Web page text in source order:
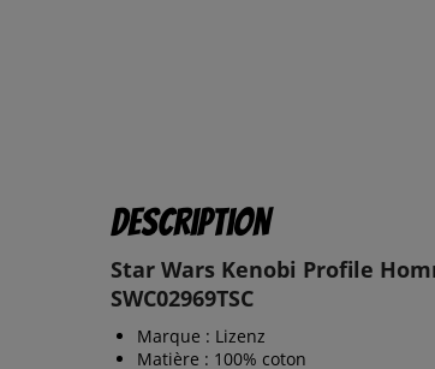
Description
Star Wars Kenobi Profile
SWC02969TSC
Marque : Lizenz
Matière : 100% coton